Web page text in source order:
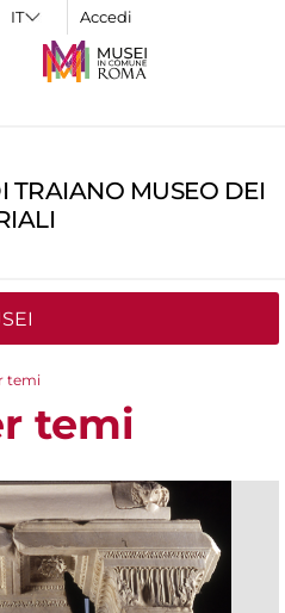
Accedi
TRAIANO MUSEO DEI
temi
temi